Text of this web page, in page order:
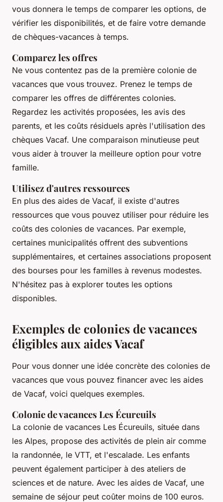
vous donnera le temps de comparer les options, de
vérifier les disponibilités, et de faire votre demande
de chèques-vacances à temps.
Comparez les offres
Ne vous contentez pas de la première colonie de
vacances que vous trouvez. Prenez le temps de
comparer les offres de différentes colonies.
Regardez les activités proposées, les avis des
parents, et les coûts résiduels après l'utilisation des
chèques Vacaf. Une comparaison minutieuse peut
vous aider à trouver la meilleure option pour votre
famille.
Utilisez d'autres ressources
En plus des aides de Vacaf, il existe d'autres
ressources que vous pouvez utiliser pour réduire les
coûts des colonies de vacances. Par exemple,
certaines municipalités offrent des subventions
supplémentaires, et certaines associations proposent
des bourses pour les familles à revenus modestes.
N'hésitez pas à explorer toutes les options
disponibles.
Exemples de colonies de vacances
éligibles aux aides Vacaf
Pour vous donner une idée concrète des colonies de
vacances que vous pouvez financer avec les aides
de Vacaf, voici quelques exemples.
Colonie de vacances Les Écureuils
La colonie de vacances Les Écureuils, située dans
les Alpes, propose des activités de plein air comme
la randonnée, le VTT, et l'escalade. Les enfants
peuvent également participer à des ateliers de
sciences et de nature. Avec les aides de Vacaf, une
semaine de séjour peut coûter moins de 100 euros.